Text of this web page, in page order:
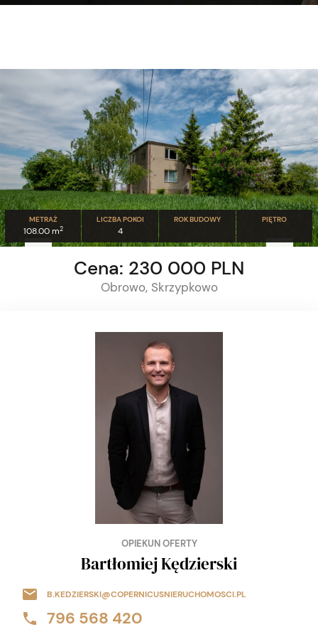
METRAŻ
108.00 m2
LICZBA POKOI
4
ROK BUDOWY PIĘTRO
Cena: 230 000 PLN
Obrowo, Skrzypkowo
OPIEKUN OFERTY
Bartłomiej Kędzierski
B.KEDZIERSKI@COPERNICUSNIERUCHOMOSCI.PL
796 568 420